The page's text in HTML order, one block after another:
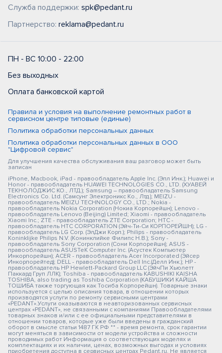
Служба поддержки: spk@pedant.ru
Партнерство: reklama@pedant.ru
ПН - ВС 10:00 - 22:00
Без выходных
Оплата банковской картой
Правила и условия на выполнение ремонтных работ в
сервисном центре типовые (единые)
Политика обработки персональных данных
Политика обработки персональных данных в ООО
"Цифровой сервис"
Для улучшения качества обслуживания ваш разговор может быть
записан
iPhone, Macbook, iPad - правообладатель Apple Inc. (Эпл Инк.); Huawei и
Honor - правообладатель HUAWEI TECHNOLOGIES CO., LTD. (ХУАВЕЙ
ТЕКНОЛОДЖИС КО., ЛТД.); Samsung – правообладатель Samsung
Electronics Co. Ltd. (Самсунг Электроникс Ко., Лтд.); MEIZU -
правообладатель MEIZU TECHNOLOGY CO., LTD.; Nokia -
правообладатель Nokia Corporation (Нокиа Корпорейшн); Lenovo -
правообладатель Lenovo (Beijing) Limited; Xiaomi - правообладатель
Xiaomi Inc.; ZTE - правообладатель ZTE Corporation; HTC -
правообладатель HTC CORPORATION (Эйч-Ти-Си КОРПОРЕЙШН); LG -
правообладатель LG Corp. (ЭлДжи Корп.); Philips - правообладатель
Koninklijke Philips N.V. (Конинклийке Филипс Н.В.); Sony -
правообладатель Sony Corporation (Сони Корпорейшн); ASUS -
правообладатель ASUSTeK Computer Inc. (Асустек Компьютер
Инкорпорейшн); ACER - правообладатель Acer Incorporated (Эйсер
Инкорпорейтед); DELL - правообладатель Dell Inc.(Делл Инк.); HP -
правообладатель HP Hewlett-Packard Group LLC (ЭйчПи Хьюлетт
Паккард Груп ЛЛК); Toshiba - правообладатель KABUSHIKI KAISHA
TOSHIBA, also trading as Toshiba Corporation (КАБУШИКИ КАЙША
ТОШИБА также торгующая как Тосиба Корпорейшн). Товарные знаки
используется с целью описания товара, в отношении которых
производятся услуги по ремонту сервисными центрами
«PEDANT».Услуги оказываются в неавторизованных сервисных
центрах «PEDANT», не связанными с компаниями Правообладателями
товарных знаков и/или с ее официальными представителями в
отношении товаров, которые уже были введены в гражданский
оборот в смысле статьи 1487 ГК РФ ** - время ремонта, срок гарантии
могут меняться в зависимости от модели устройства и сложности
проводимых работ Информация о соответствующих моделях и
комплектациях и их наличии, ценах, возможных выгодах и условиях
приобретения доступна в сервисных центрах Pedant.ru. Не является